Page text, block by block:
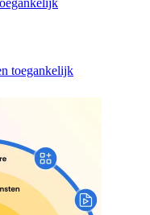
toegankelijk